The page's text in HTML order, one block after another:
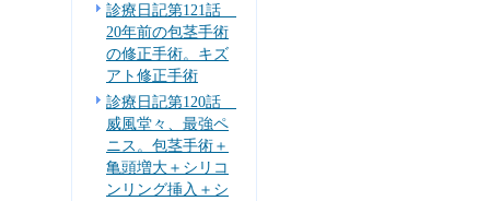
診療日記第121話
20年前の包茎手術
の修正手術。キズ
アト修正手術
診療日記第120話
威風堂々、最強ペ
ニス。包茎手術＋
亀頭増大＋シリコ
ンリング挿入＋シ